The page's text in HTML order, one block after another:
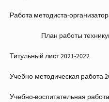
Работа методиста-
План работы
Титульный лист 2021-2022
Учебно-методическая работа
Учебно-воспитательная